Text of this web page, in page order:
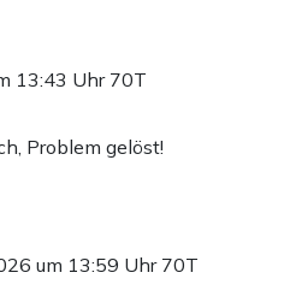
13:43 Uhr 70T
Problem gelöst!
um 13:59 Uhr 70T